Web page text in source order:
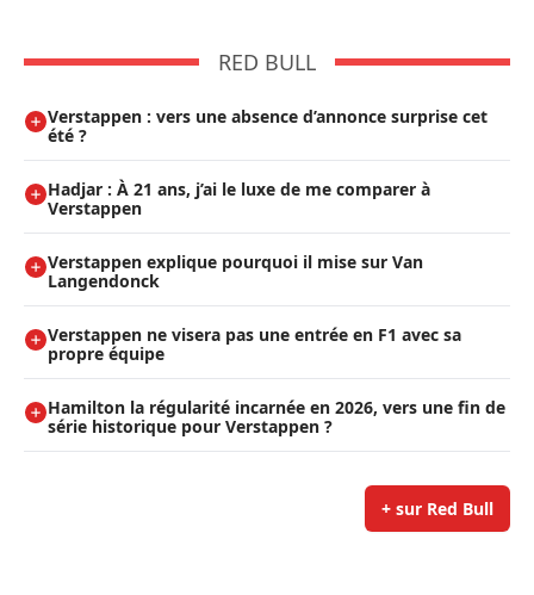
RED BULL
Verstappen : vers une absence d’annonce surprise cet
été ?
Hadjar : À 21 ans, j’ai le luxe de me comparer à
Verstappen
Verstappen explique pourquoi il mise sur Van
Langendonck
Verstappen ne visera pas une entrée en F1 avec sa
propre équipe
Hamilton la régularité incarnée en 2026, vers une fin de
série historique pour Verstappen ?
+ sur Red Bull